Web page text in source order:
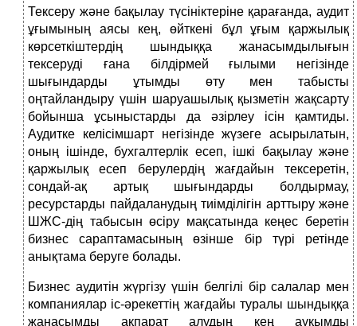
Тексеру және бақылау түсініктеріне қарағанда, аудит
ұғымының аясы кең, өйткені бұл ұғым қаржылық
көрсеткіштердің шындыққа жанасымдылығын
тексеруді ғана білдірмей ғылыми негізінде
шығындарды ұтымды өту мен табысты
оңтайландыру үшін шаруашылық қызметін жақсарту
бойынша ұсыныстарды да әзірлеу ісін қамтиды.
Аудитке келісімшарт негізінде жүзеге асырылатын,
оның ішінде, бухгалтерлік есеп, ішкі бақылау және
қаржылық есеп берулердің жағдайын тексеретін,
сондай-ақ артық шығындарды болдырмау,
ресурстарды пайдаланудың тиімділігін арттыру және
ШЖС-дің табысын өсіру мақсатында кеңес беретін
бизнес сараптамасының өзінше бір түрі ретінде
анықтама беруге болады.
Бизнес аудитін жүргізу үшін белгілі бір салалар мен
компаниялар іс-әрекеттің жағдайы туралы шындыққа
жанасымды ақпарат алудың кең ауқымды